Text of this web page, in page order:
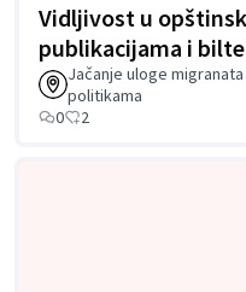
Vidljivost u
publikacijama i
Jačanje uloge
politikama
0
2